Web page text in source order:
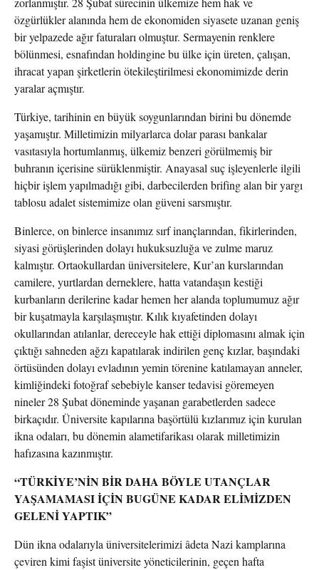
özgürlükler alanında hem de ekonomiden siyasete uzanan geniş
bir yelpazede ağır faturaları olmuştur. Sermayenin renklere
bölünmesi, esnafından holdingine bu ülke için üreten, çalışan,
ihracat yapan şirketlerin ötekileştirilmesi ekonomimizde derin
yaralar açmıştır.
Türkiye, tarihinin en büyük soygunlarından birini bu dönemde
yaşamıştır. Milletimizin milyarlarca dolar parası bankalar
vasıtasıyla hortumlanmış, ülkemiz benzeri görülmemiş bir
buhranın içerisine sürüklenmiştir. Anayasal suç işleyenlerle ilgili
hiçbir işlem yapılmadığı gibi, darbecilerden brifing alan bir yargı
tablosu adalet sistemimize olan güveni sarsmıştır.
Binlerce, on binlerce insanımız sırf inançlarından, fikirlerinden,
siyasi görüşlerinden dolayı hukuksuzluğa ve zulme maruz
kalmıştır. Ortaokullardan üniversitelere, Kur’an kurslarından
camilere, yurtlardan derneklere, hatta vatandaşın kestiği
kurbanların derilerine kadar hemen her alanda toplumumuz ağır
bir kuşatmayla karşılaşmıştır. Kılık kıyafetinden dolayı
okullarından atılanlar, dereceyle hak ettiği diplomasını almak için
çıktığı sahneden ağzı kapatılarak indirilen genç kızlar, başındaki
örtüsünden dolayı evladının yemin törenine katılamayan anneler,
kimliğindeki fotoğraf sebebiyle kanser tedavisi göremeyen
nineler 28 Şubat döneminde yaşanan garabetlerden sadece
birkaçıdır. Üniversite kapılarına başörtülü kızlarımız için kurulan
ikna odaları, bu dönemin alametifarikası olarak milletimizin
hafızasına kazınmıştır.
“TÜRKİYE’NİN BİR DAHA BÖYLE UTANÇLAR
YAŞAMAMASI İÇİN BUGÜNE KADAR ELİMİZDEN
GELENİ YAPTIK”
Dün ikna odalarıyla üniversitelerimizi âdeta Nazi kamplarına
çeviren kimi faşist üniversite yöneticilerinin, geçen hafta